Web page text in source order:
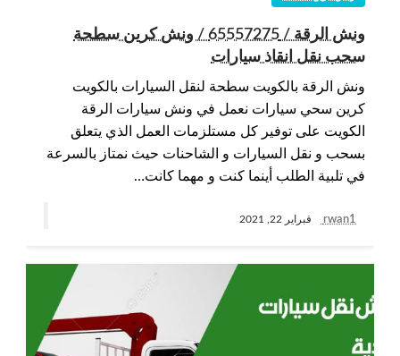
ونش الرقة / 65557275 / ونش كرين سطحة
سحب نقل انقاذ سيارات
ونش الرقة بالكويت سطحة لنقل السيارات بالكويت
كرين سحي سيارات نعمل في ونش سيارات الرقة
الكويت على توفير كل مستلزمات العمل الذي يتعلق
بسحب و نقل السيارات و الشاحنات حيث نمتاز بالسرعة
في تلبية الطلب أينما كنت و مهما كانت…
rwan1 فبراير 22, 2021